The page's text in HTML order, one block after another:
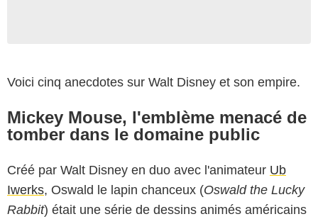
Voici cinq anecdotes sur Walt Disney et son empire.
Mickey Mouse, l'emblème menacé de
tomber dans le domaine public
Créé par Walt Disney en duo avec l'animateur Ub
Iwerks, Oswald le lapin chanceux (Oswald the Lucky
Rabbit) était une série de dessins animés américains